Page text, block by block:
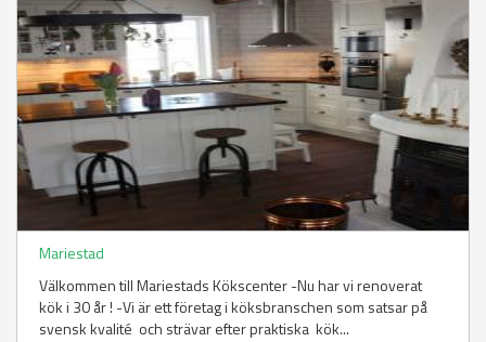
Mariestad
Välkommen till Mariestads Kökscenter -Nu har vi renoverat
kök i 30 år ! -Vi är ett företag i köksbranschen som satsar på
svensk kvalité och strävar efter praktiska kök...